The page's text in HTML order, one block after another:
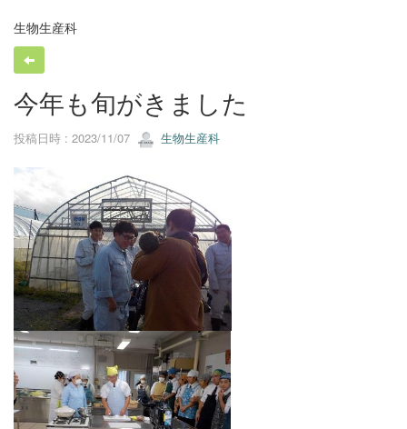
生物生産科
今年も旬がきました
投稿日時 : 2023/11/07 生物生産科